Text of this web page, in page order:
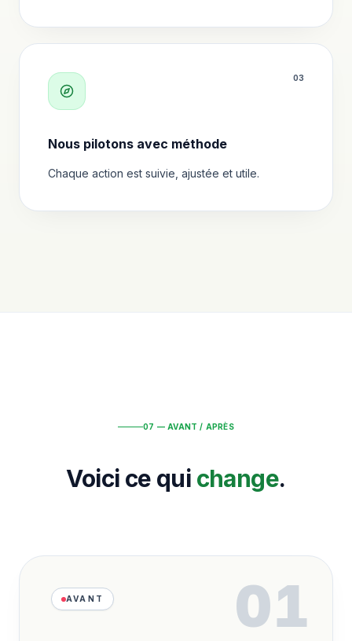
03
Nous pilotons avec méthode
Chaque action est suivie, ajustée et utile.
07 — AVANT / APRÈS
Voici ce qui change.
01
AVANT